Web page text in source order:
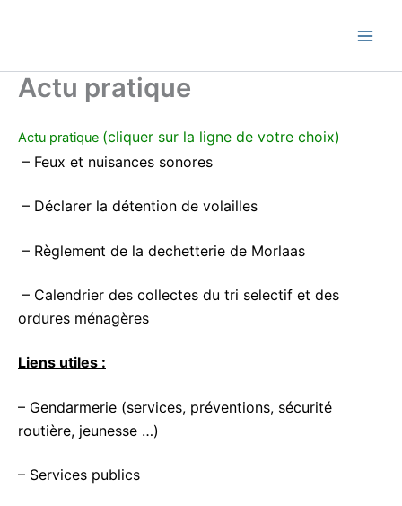
Actu pratique
Actu pratique (cliquer sur la ligne de votre choix)
– Feux et nuisances sonores
– Déclarer la détention de volailles
– Règlement de la dechetterie de Morlaas
– Calendrier des collectes du tri selectif et des
ordures ménagères
Liens utiles :
– Gendarmerie (services, préventions, sécurité
routière, jeunesse …)
– Services publics